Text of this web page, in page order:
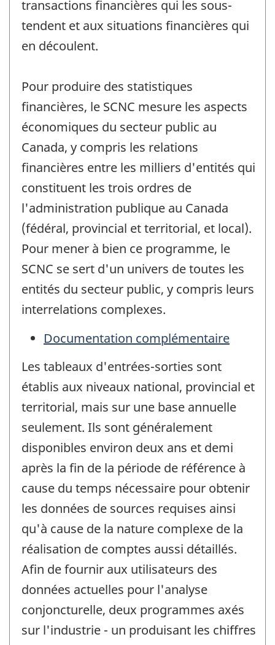
transactions financières qui les sous-
tendent et aux situations financières qui
en découlent.
Pour produire des statistiques
financières, le SCNC mesure les aspects
économiques du secteur public au
Canada, y compris les relations
financières entre les milliers d'entités qui
constituent les trois ordres de
l'administration publique au Canada
(fédéral, provincial et territorial, et local).
Pour mener à bien ce programme, le
SCNC se sert d'un univers de toutes les
entités du secteur public, y compris leurs
interrelations complexes.
Documentation complémentaire
Les tableaux d'entrées-sorties sont
établis aux niveaux national, provincial et
territorial, mais sur une base annuelle
seulement. Ils sont généralement
disponibles environ deux ans et demi
après la fin de la période de référence à
cause du temps nécessaire pour obtenir
les données de sources requises ainsi
qu'à cause de la nature complexe de la
réalisation de comptes aussi détaillés.
Afin de fournir aux utilisateurs des
données actuelles pour l'analyse
conjoncturelle, deux programmes axés
sur l'industrie - un produisant les chiffres